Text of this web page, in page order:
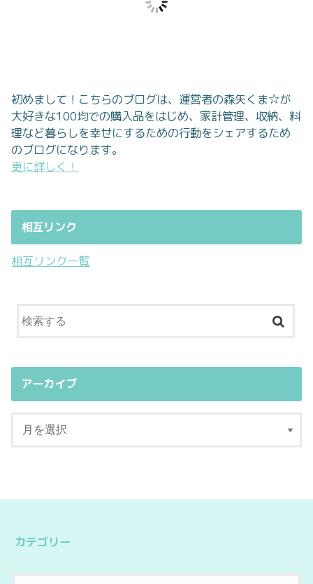
初めまして！こちらのブログは、運営者の森矢くま☆が
大好きな100均での購入品をはじめ、家計管理、収納、料
理など暮らしを幸せにするための行動をシェアするため
のブログになります。
更に詳しく！
相互リンク
相互リンク一覧
アーカイブ
カテゴリー